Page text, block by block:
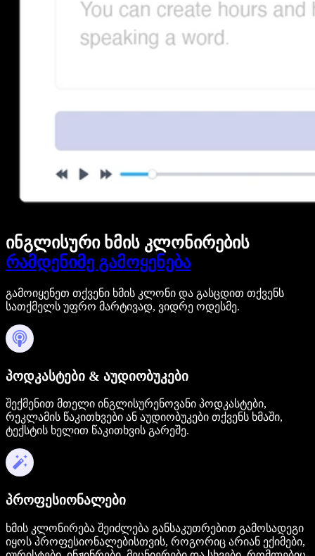
ინგლისური ხმის კლონირების
რამდენიმე გამოყენება
გამოიყენეთ თქვენი ხმის კლონი და გასცდით თქვენს
სათქმელს უფრო მარტივად, ვიდრე ოდესმე.
პოდკასტები & აუდიობუკები
შექმენით მთელი ინგლისურენოვანი პოდკასტები,
რეკლამის წაკითხვები ან აუდიობუკები თქვენს ხმაში,
ტექსტის ხელით წაკითხვის გარეშე.
პროფესიონალები
ხმის კლონირება შეიძლება განსაკუთრებით გამოსადეგი
იყოს პროფესიონალებისთვის, როგორიც არიან ექიმები,